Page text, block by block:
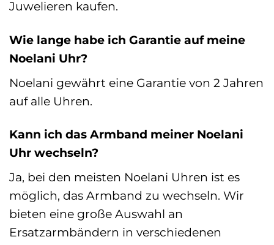
Juwelieren kaufen.
Wie lange habe ich Garantie auf meine
Noelani Uhr?
Noelani gewährt eine Garantie von 2 Jahren
auf alle Uhren.
Kann ich das Armband meiner Noelani
Uhr wechseln?
Ja, bei den meisten Noelani Uhren ist es
möglich, das Armband zu wechseln. Wir
bieten eine große Auswahl an
Ersatzarmbändern in verschiedenen